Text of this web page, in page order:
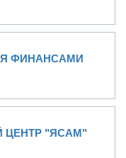
ФИНАНСАМИ
ЦЕНТР "ЯСАМ"